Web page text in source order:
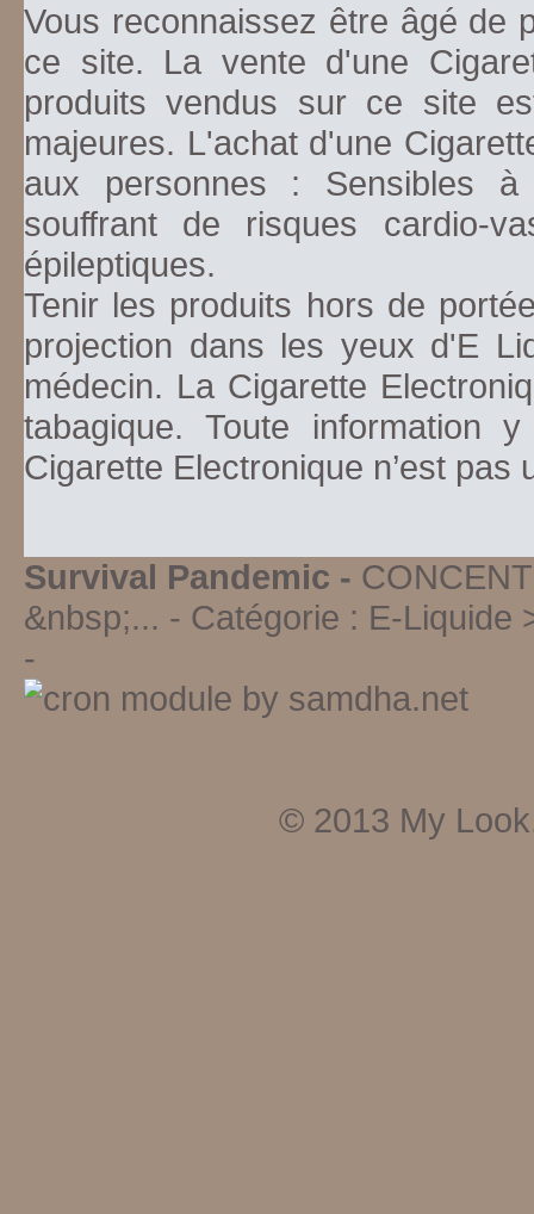
Vous reconnaissez être âgé de
ce site. La vente d'une
produits vendus sur ce site
majeures. L'achat d'une
aux personnes : Sensibles
souffrant de risques cardio-
épileptiques.
Tenir les produits hors de
projection dans les yeux d'E
médecin. La Cigarette
tabagique. Toute information
Cigarette Electronique n’est pas
Survival Pandemic -
&nbsp;... - Catégorie : E-Liquide
-
© 2013 My Look